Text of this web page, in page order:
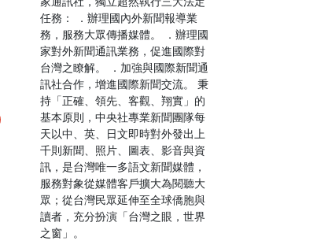
任務： ．辦理國內外新聞報導業
務，服務大眾傳播媒體。 ．辦理國
家對外新聞通訊業務，促進國際對
台灣之瞭解。 ．加強與國際新聞通
訊社合作，增進國際新聞交流。 秉
持「正確、領先、客觀、翔實」的
基本原則，中央社專業新聞團隊每
天以中、英、日文即時對外發出上
千則新聞、照片、圖表、影音與資
訊，是台灣唯一多語文新聞媒體，
服務對象從媒體客戶擴大為閱聽大
眾；從台灣民眾延伸至全球僑胞與
讀者，充分扮演「台灣之眼，世界
之窗」。